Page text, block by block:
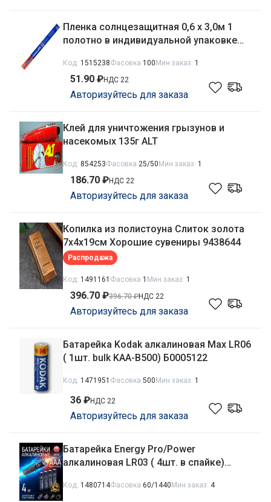
Пленка солнцезащитная 0,6 х 3,0м 1
полотно в индивидуальной упаковке
Код: 1515238Фасовка 100Мин заказ: 1
51.90 ₽НДС 22
Авторизуйтесь для заказа
Клей для уничтожения грызунов и
насекомых 135г ALT
Код: 854253Фасовка 25/50Мин заказ: 1
186.70 ₽НДС 22
Авторизуйтесь для заказа
Копилка из полистоуна Слиток золота
7х4х19см Хорошие сувениры 9438644
Распродажа
Код: 1491161 Фасовка 1 Мин заказ: 1
396.70 ₽
396.70 ₽ НДС 22
Авторизуйтесь для заказа
Батарейка Kodak алкалиновая Max LR06
( 1шт. bulk KAA-B500) Б0005122
Код: 1471951 Фасовка 500Мин заказ: 1
36 ₽НДС 22
Авторизуйтесь для заказа
Батарейка Energy Pro/Power
алкалиновая LR03 ( 4шт. в спайке)
Код: 1480714Фасовка 60/1440 Мин заказ: 4